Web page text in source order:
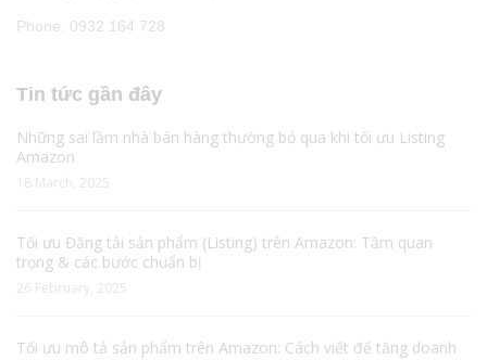
Phone: 0932 164 728
Tin tức gần đây
Những sai lầm nhà bán hàng thường bỏ qua khi tối ưu Listing
Amazon
18 March, 2025
Tối ưu Đăng tải sản phẩm (Listing) trên Amazon: Tầm quan
trọng & các bước chuẩn bị
26 February, 2025
Tối ưu mô tả sản phẩm trên Amazon: Cách viết để tăng doanh